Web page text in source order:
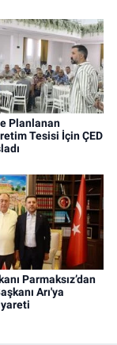
Planlanan
Tesisi İçin ÇED
Parmaksız’dan
Arı'ya